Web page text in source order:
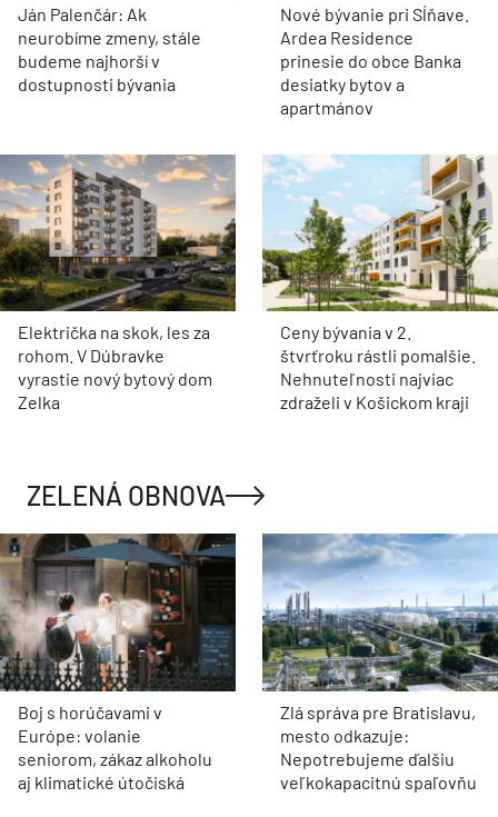
Ján Palenčár: Ak
neurobíme zmeny, stále
budeme najhorší v
dostupnosti bývania
Nové bývanie pri Sĺňave.
Ardea Residence
prinesie do obce Banka
desiatky bytov a
apartmánov
Električka na skok, les za
rohom. V Dúbravke
vyrastie nový bytový dom
Zelka
Ceny bývania v 2.
štvrťroku rástli pomalšie.
Nehnuteľnosti najviac
zdraželi v Košickom kraji
ZELENÁ OBNOVA
Boj s horúčavami v
Európe: volanie
seniorom, zákaz alkoholu
aj klimatické útočiská
Zlá správa pre Bratislavu,
mesto odkazuje:
Nepotrebujeme ďalšiu
veľkokapacitnú spaľovňu